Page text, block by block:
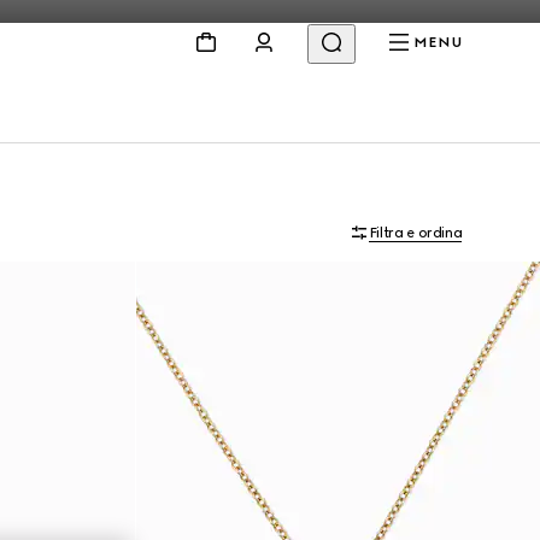
MENU
Filtra e ordina